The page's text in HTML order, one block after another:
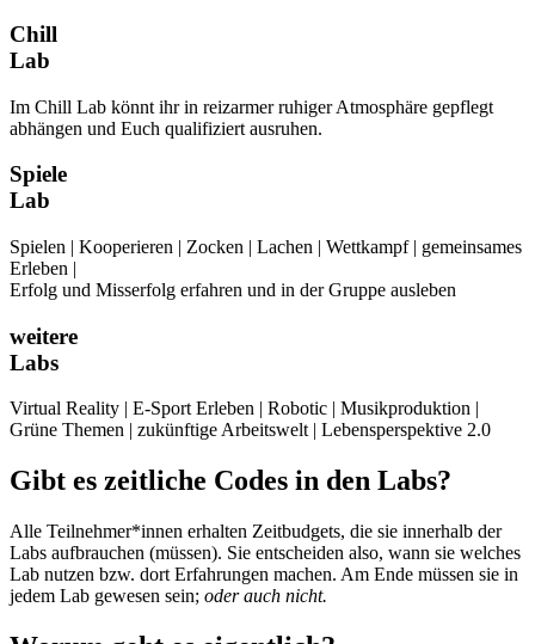
Chill
Lab
Im Chill Lab könnt ihr in reizarmer ruhiger Atmosphäre gepflegt
abhängen und Euch qualifiziert ausruhen.
Spiele
Lab
Spielen | Kooperieren | Zocken | Lachen | Wettkampf | gemeinsames
Erleben |
Erfolg und Misserfolg erfahren und in der Gruppe ausleben
weitere
Labs
Virtual Reality | E-Sport Erleben | Robotic | Musikproduktion |
Grüne Themen | zukünftige Arbeitswelt | Lebensperspektive 2.0
Gibt es zeitliche Codes in den Labs?
Alle Teilnehmer*innen erhalten Zeitbudgets, die sie innerhalb der
Labs aufbrauchen (müssen). Sie entscheiden also, wann sie welches
Lab nutzen bzw. dort Erfahrungen machen. Am Ende müssen sie in
jedem Lab gewesen sein; oder auch nicht.